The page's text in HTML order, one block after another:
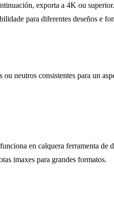
exporta a 4K ou
para diferentes deseños e
neutros consistentes para un
en calquera ferramenta de
imaxes para grandes formatos.